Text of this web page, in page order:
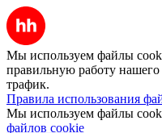
Мы используем файлы
правильную работу нашего
трафик.
Правила использования
Мы используем файлы
файлов cookie